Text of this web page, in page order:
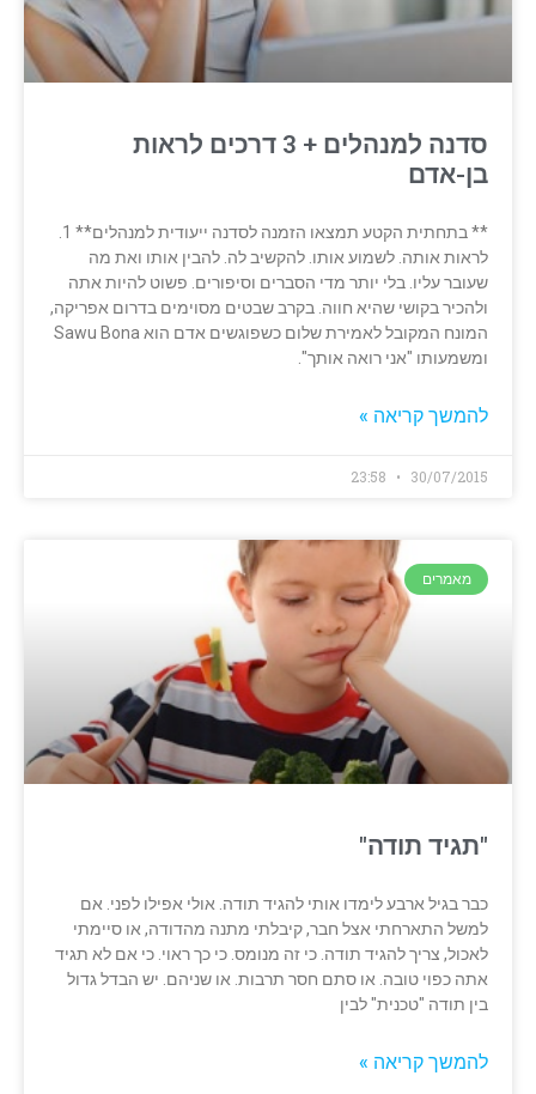
סדנה למנהלים + 3 דרכים לראות
בן-אדם
לראות אותה. לשמוע אותו. להקשיב לה. להבין אותו ואת מה
שעובר עליו. בלי יותר מדי הסברים וסיפורים. פשוט להיות אתה
ולהכיר בקושי שהיא חווה. בקרב שבטים מסוימים בדרום אפריקה,
המונח המקובל לאמירת שלום כשפוגשים אדם הוא Sawu Bona
ומשמעותו "אני רואה אותך".
להמשך קריאה »
30/07/2015
מאמרים
"תגיד תודה"
כבר בגיל ארבע לימדו אותי להגיד תודה. אולי אפילו לפני. אם
למשל התארחתי אצל חבר, קיבלתי מתנה מהדודה, או סיימתי
לאכול, צריך להגיד תודה. כי זה מנומס. כי כך ראוי. כי אם לא תגיד
אתה כפוי טובה. או סתם חסר תרבות. או שניהם. יש הבדל גדול
בין תודה "טכנית" לבין
להמשך קריאה »